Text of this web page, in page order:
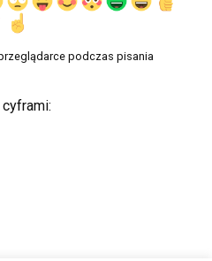
podczas pisania